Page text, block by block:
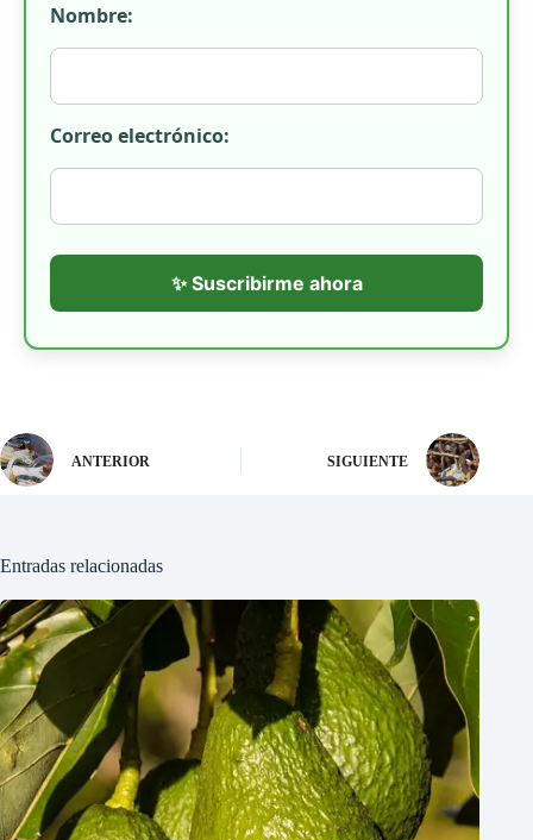
Nombre:
Correo electrónico:
✨ Suscribirme ahora
ANTERIOR SIGUIENTE
Entradas relacionadas